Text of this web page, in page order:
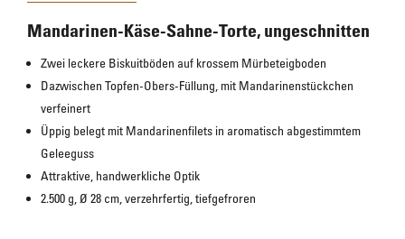
Mandarinen-Käse-Sahne-Torte, ungeschnitten
Zwei leckere Biskuitböden auf krossem Mürbeteigboden
Dazwischen Topfen-Obers-Füllung, mit Mandarinenstückchen
verfeinert
Üppig belegt mit Mandarinenfilets in aromatisch abgestimmtem
Geleeguss
Attraktive, handwerkliche Optik
2.500 g, Ø 28 cm, verzehrfertig, tiefgefroren